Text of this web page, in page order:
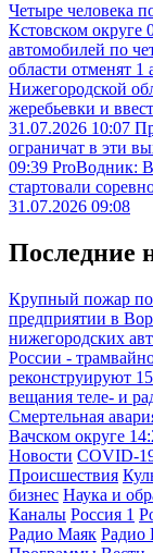
Четыре человека
Кстовском округе
автомобилей по
области отменят 1
Нижегородской
жеребьевки и
31.07.2026 10:07
ограничат в эти
09:39 ProВодник: В
стартовали
31.07.2026 09:08
Последние
Крупный пожар
предприятии в
нижегородских
России -
реконструируют
вещания теле- и
Смертельная
Вачском округе
Новости COVID-
Происшествия
бизнес Наука и
Каналы Россия 1
Радио Маяк Радио